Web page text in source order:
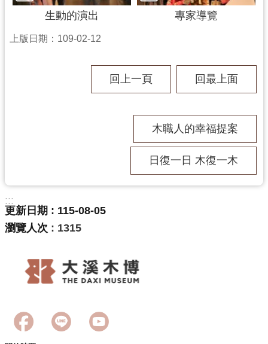
生動的演出 專家導覽
上版日期：109-02-12
回上一頁 回最上面
木職人的幸福提案
日復一日 木復一木
:::
更新日期
115-08-05
瀏覽人次
1315